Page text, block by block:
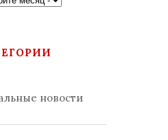
новости